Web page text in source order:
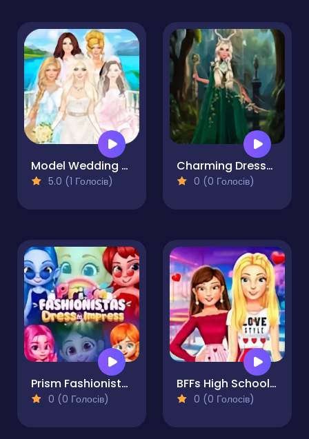
Model Wedding - Girl Games
5.0 (1 Голосів)
Charming Dress-up and Makeup
0 (0 Голосів)
Prism Fashionistas Dress to Impress
0 (0 Голосів)
BFFs High School First Date Look
0 (0 Голосів)